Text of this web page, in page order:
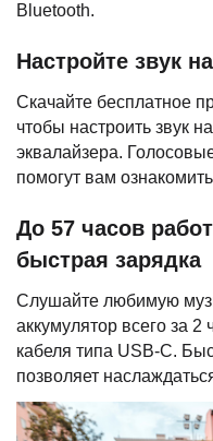
Bluetooth.
Настройте звук
Скачайте бесплатное
чтобы настроить звук
эквалайзера.
помогут вам
До 57 часов
быстрая зарядка
Слушайте любимую
аккумулятор всего за
кабеля типа USB-C.
позволяет